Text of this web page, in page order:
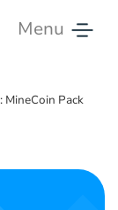
Menu
MineCoin Pack